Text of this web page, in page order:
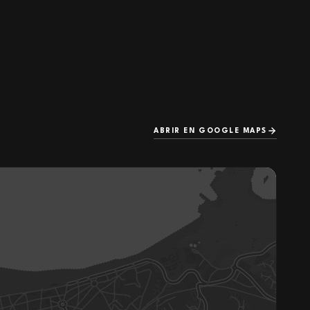
ABRIR EN GOOGLE MAPS